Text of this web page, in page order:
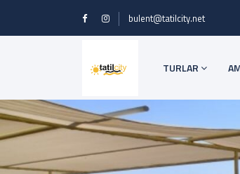
bulent@tatilcity.net
TURLAR